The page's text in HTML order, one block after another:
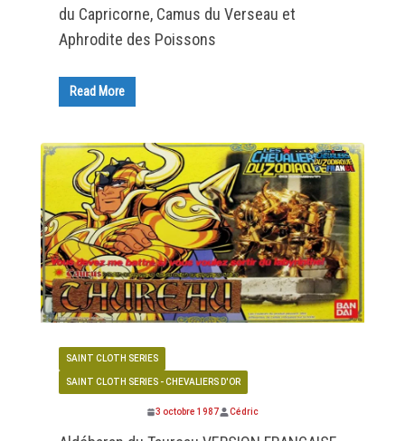
du Capricorne, Camus du Verseau et
Aphrodite des Poissons
Read More
SAINT CLOTH SERIES
SAINT CLOTH SERIES - CHEVALIERS D'OR
3 octobre 1987 Cédric